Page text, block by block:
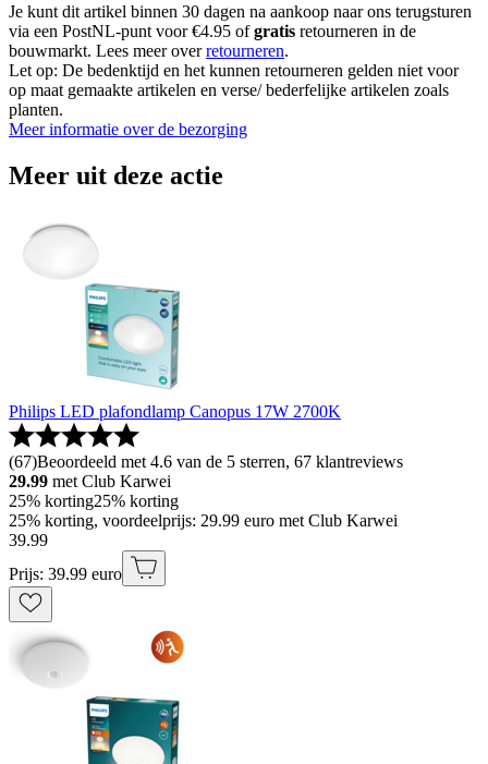
Je kunt dit artikel binnen 30 dagen na aankoop naar ons terugsturen
via een PostNL-punt voor €4.95 ofgratis retourneren in de
bouwmarkt. Lees meer overretourneren.
Let op: De bedenktijd en het kunnen retourneren gelden niet voor
op maat gemaakte artikelen en verse/ bederfelijke artikelen zoals
planten.
Meer informatie over de bezorging
Meer uit deze actie
Philips LED plafondlamp Canopus 17W 2700K
(67)Beoordeeld met 4.6 van de 5 sterren, 67 klantreviews
29.99 met Club Karwei
25% korting25% korting
25% korting, voordeelprijs: 29.99 euro met Club Karwei
39.99
Prijs: 39.99 euro